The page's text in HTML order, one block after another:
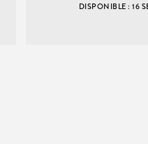
DISPONIBLE : 16